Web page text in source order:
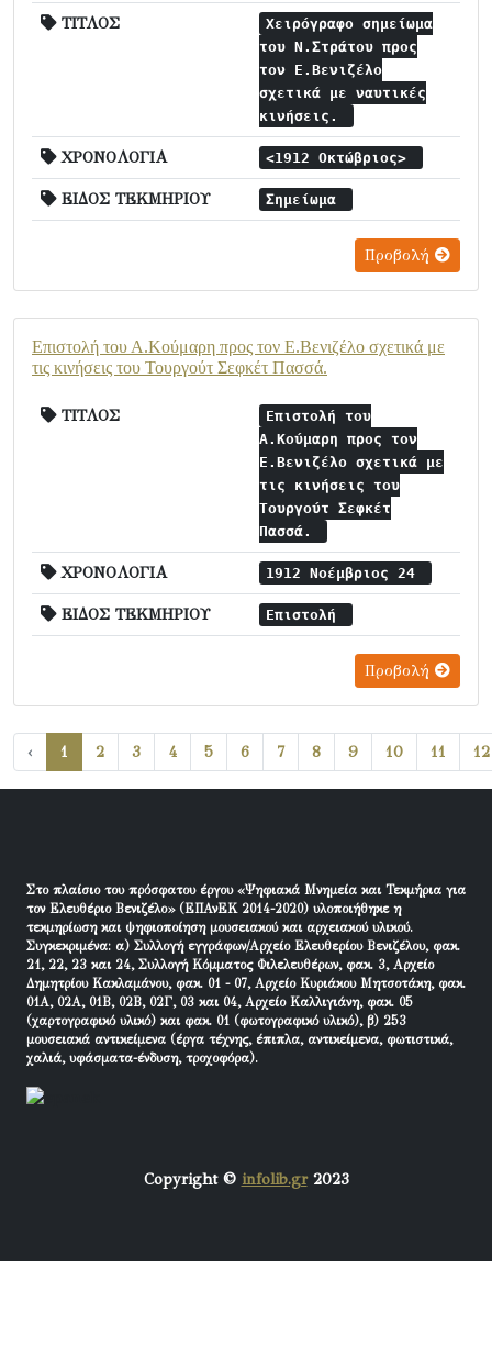
ΤΙΤΛΟΣ
Χειρόγραφο σημείωμα
του Ν.Στράτου προς
τον Ε.Βενιζέλο
σχετικά με ναυτικές
κινήσεις.
ΧΡΟΝΟΛΟΓΙΑ <1912 Οκτώβριος>
ΕΙΔΟΣ ΤΕΚΜΗΡΙΟΥ Σημείωμα
Προβολή
Επιστολή του Α.Κούμαρη προς τον Ε.Βενιζέλο σχετικά με
τις κινήσεις του Τουργούτ Σεφκέτ Πασσά.
ΤΙΤΛΟΣ
Επιστολή του
Α.Κούμαρη προς τον
Ε.Βενιζέλο σχετικά με
τις κινήσεις του
Τουργούτ Σεφκέτ
Πασσά.
ΧΡΟΝΟΛΟΓΙΑ 1912 Νοέμβριος 24
ΕΙΔΟΣ ΤΕΚΜΗΡΙΟΥ Επιστολή
Προβολή
‹ 1 2 3 4 5 6 7 8 9 10 11 12
Στο πλαίσιο του πρόσφατου έργου «Ψηφιακά Μνημεία και Τεκμήρια για
τον Ελευθέριο Βενιζέλο» (ΕΠΑνΕΚ 2014-2020) υλοποιήθηκε η
τεκμηρίωση και ψηφιοποίηση μουσειακού και αρχειακού υλικού.
Συγκεκριμένα: α) Συλλογή εγγράφων/Αρχείο Ελευθερίου Βενιζέλου, φακ.
21, 22, 23 και 24, Συλλογή Κόμματος Φιλελευθέρων, φακ. 3, Αρχείο
Δημητρίου Κακλαμάνου, φακ. 01 - 07, Αρχείο Κυριάκου Μητσοτάκη, φακ.
01Α, 02Α, 01Β, 02Β, 02Γ, 03 και 04, Αρχείο Καλλιγιάνη, φακ. 05
(χαρτογραφικό υλικό) και φακ. 01 (φωτογραφικό υλικό), β) 253
μουσειακά αντικείμενα (έργα τέχνης, έπιπλα, αντικείμενα, φωτιστικά,
χαλιά, υφάσματα-ένδυση, τροχοφόρα).
Copyright © infolib.gr2023